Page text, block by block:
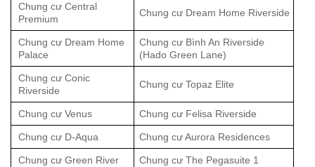
Chung cư Central
Premium
Chung cư Dream Home Riverside
Chung cư Dream Home
Palace
Chung cư Bình An Riverside
(Hado Green Lane)
Chung cư Conic
Riverside
Chung cư Topaz Elite
Chung cư Venus Chung cư Felisa Riverside
Chung cư D-Aqua Chung cư Aurora Residences
Chung cư Green River Chung cư The Pegasuite 1